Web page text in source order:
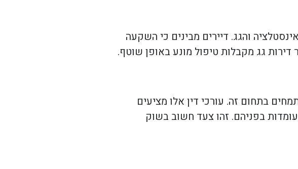
והגג. דיירים מבינים כי השקעה
גג מקבלות טיפול מונע באופן שוטף.
בתחום זה. עורכי דין אלו מציעים
בפניהם. זהו צעד חשוב בשוק